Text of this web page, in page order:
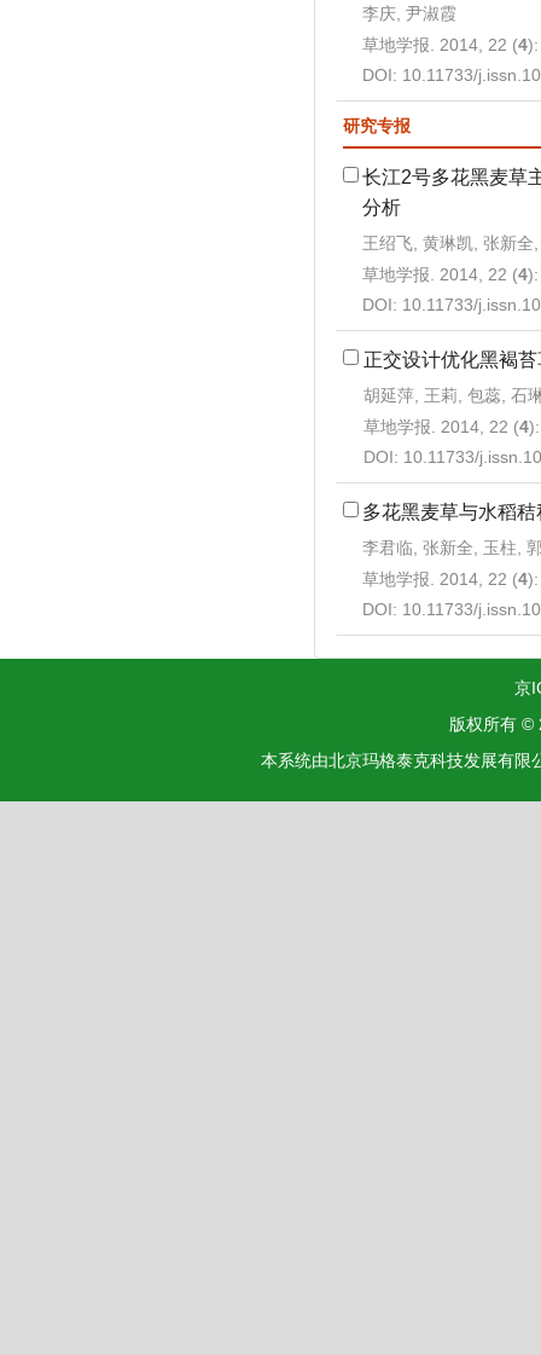
李庆, 尹淑霞
草地学报. 2014, 22 (4
DOI: 10.11733/
研究专报
长江2号多花黑麦草
分析
王绍飞, 黄琳凯, 张新全
草地学报. 2014, 22 (4
DOI: 10.11733/
正交设计优化黑褐
胡延萍, 王莉, 包蕊, 石
草地学报. 2014, 22 (4
DOI: 10.11733/
多花黑麦草与水稻
李君临, 张新全, 玉柱,
草地学报. 2014, 22 (4
DOI: 10.11733/
京
版权所有 ©
本系统由北京玛格泰克科技发展有